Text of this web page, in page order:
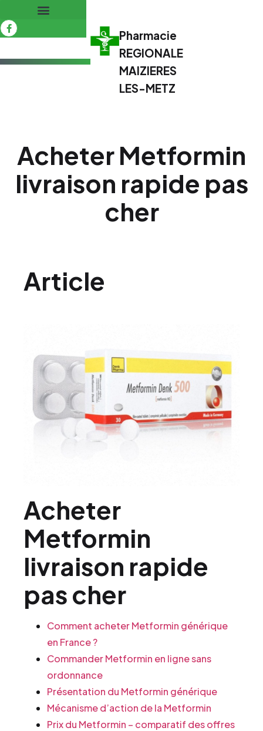
Pharmacie
REGIONALE
MAIZIERES
LES-METZ
Acheter Metformin
livraison rapide pas
cher
Article
Acheter
Metformin
livraison rapide
pas cher
Comment acheter Metformin générique
en France ?
Commander Metformin en ligne sans
ordonnance
Présentation du Metformin générique
Mécanisme d’action de la Metformin
Prix du Metformin – comparatif des offres